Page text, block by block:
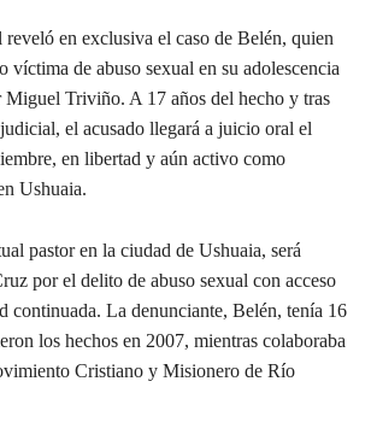
en exclusiva el caso de Belén, quien
víctima de abuso sexual en su adolescencia
Miguel Triviño. A 17 años del hecho y tras
el acusado llegará a juicio oral el
en libertad y aún activo como
Ushuaia.
pastor en la ciudad de Ushuaia, será
por el delito de abuso sexual con acceso
continuada. La denunciante, Belén, tenía 16
los hechos en 2007, mientras colaboraba
Cristiano y Misionero de Río